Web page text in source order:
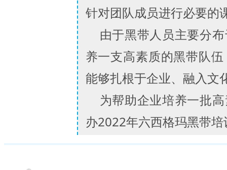
针对团队成员进行必要的
由于黑带人员主要分
养一支高素质的黑带队
能够扎根于企业、融入文
为帮助企业培养一批
办2022年六西格玛黑带